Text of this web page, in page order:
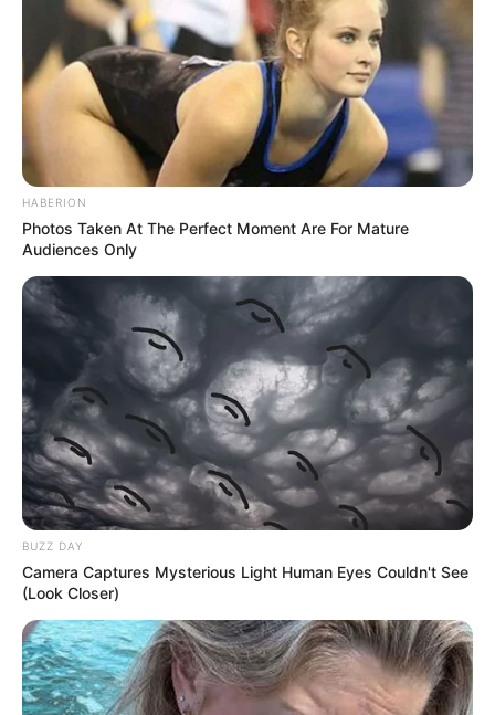
HABERION
Photos Taken At The Perfect Moment Are For Mature
Audiences Only
BUZZ DAY
Camera Captures Mysterious Light Human Eyes Couldn't See
(Look Closer)